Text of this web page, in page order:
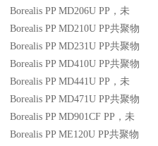
Borealis PP MD206U PP ，未
Borealis PP MD210U PP共聚物
Borealis PP MD231U PP共聚物
Borealis PP MD410U PP共聚物
Borealis PP MD441U PP ，未
Borealis PP MD471U PP共聚物
Borealis PP MD901CF PP ，未
Borealis PP ME120U PP共聚物